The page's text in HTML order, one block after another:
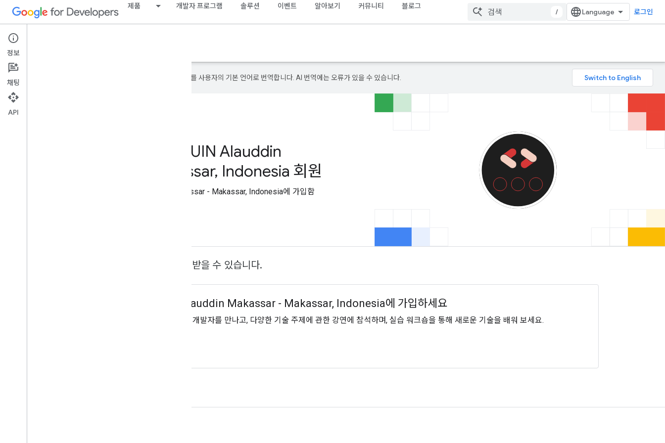
제품 개발자 프로그램 솔루션 이벤트 알아보기 커뮤니티 블로그
/ 로그인
Google Developer Program
Google은 AI 기술을 사용하여 콘텐츠를 사용자의 기본 언어로 번역합니다. AI 번역에는 오류가 있을 수 있습니다.
GDG on Campus UIN Alauddin
Makassar - Makassar, Indonesia 회원
GDG on Campus UIN Alauddin Makassar - Makassar, Indonesia에 가입함
좋은 소식입니다. 이 배지를 받을 수 있습니다.
GDG on Campus UIN Alauddin Makassar - Makassar, Indonesia에 가입하세요
기술에 대한 관심사가 비슷한 현지 개발자를 만나고, 다양한 기술 주제에 관한 강연에 참석하며, 실습 워크숍을 통해 새로운 기술을 배워 보세요.
정보
채팅
API